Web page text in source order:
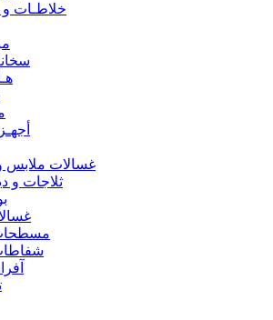
خلاطـات و
غسالات ملابس
ثلاجات و